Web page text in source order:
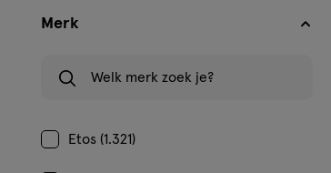
Merk
Etos (1.321)